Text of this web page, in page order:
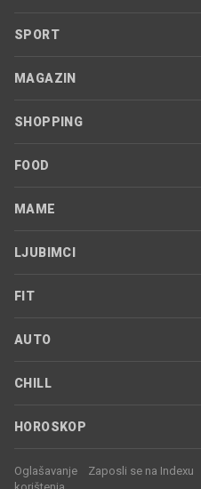
SPORT
MAGAZIN
SHOPPING
FOOD
MAME
LJUBIMCI
FIT
AUTO
CHILL
HOROSKOP
Oglašavanje Zaposli se na Indexu